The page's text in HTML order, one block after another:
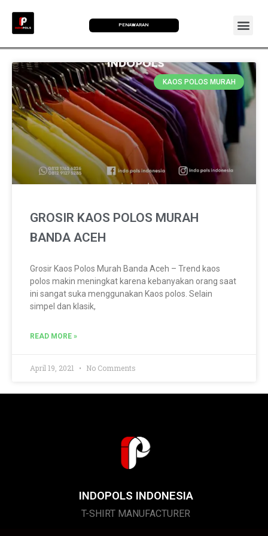
PENAWARAN
KAOS POLOS MURAH
GROSIR KAOS POLOS MURAH
BANDA ACEH
Grosir Kaos Polos Murah Banda Aceh – Trend kaos
polos makin meningkat karena kebanyakan orang saat
ini sangat suka menggunakan Kaos polos. Selain
simpel dan klasik,
READ MORE »
April 19, 2021 No Comments
INDOPOLS INDONESIA
T-SHIRT MANUFACTURER